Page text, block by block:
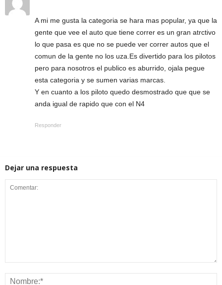
A mi me gusta la categoria se hara mas popular, ya que la
gente que vee el auto que tiene correr es un gran atrctivo
lo que pasa es que no se puede ver correr autos que el
comun de la gente no los uza.Es divertido para los pilotos
pero para nosotros el publico es aburrido, ojala pegue
esta categoria y se sumen varias marcas.
Y en cuanto a los piloto quedo desmostrado que que se
anda igual de rapido que con el N4
Responder
Dejar una respuesta